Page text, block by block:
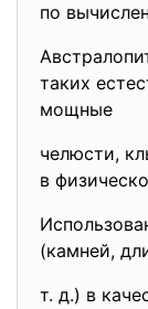
по
таких
мощные
челюсти,
в
(камней,
т. д.) в